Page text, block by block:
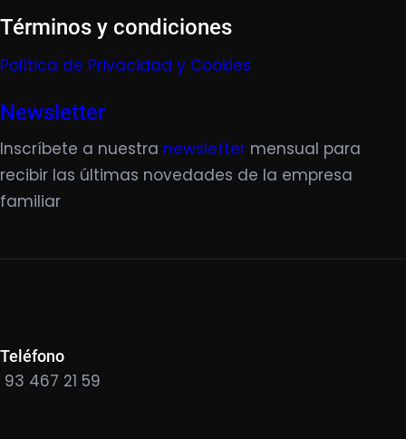
Términos y condiciones
Política de Privacidad y Cookies
Newsletter
Inscríbete a nuestra newsletter mensual para
recibir las últimas novedades de la empresa
familiar
Teléfono
93 467 21 59